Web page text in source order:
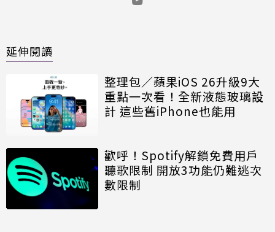
延伸閱讀
整理包／蘋果iOS 26升級9大
重點一次看！全新液態玻璃設
計 這些舊iPhone也能用
歡呼！Spotify解鎖免費用戶
聽歌限制 開放3功能仍難逃次
數限制